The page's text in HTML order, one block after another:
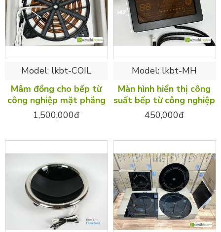
Model: lkbt-COIL
Mâm đồng cho bếp từ
công nghiệp mặt phẳng
1,500,000đ
Model: lkbt-MH
Màn hình hiển thị công
suất bếp từ công nghiệp
450,000đ